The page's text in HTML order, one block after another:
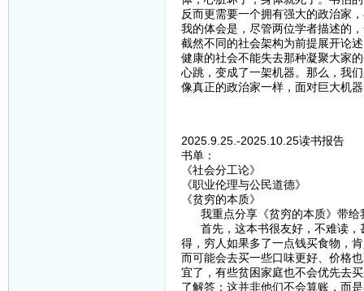
反而更需要一个拥有强大的政治家
我的体会是，尽管两位学者描述的
截然不同的社会架构为前提展开论
健康的社会不能失去那种凝聚大家
心跳，变成了一架机器。那么，我
像真正的政治家一样，面对巨大机
2025.9.25.-2025.10.25读书报告
书单：
《社会分工论》
《职业伦理与公民道德》
《贫穷的本质》
我重点分享《贫穷的本质》带给
首先，这本书很友好，不难读，
得，穷人如果多了一点钱买食物，
而可能会去买一些口味更好、价格
宜了，有些贫困家庭也不会优先去
了解答：这并非他们不会算账，而